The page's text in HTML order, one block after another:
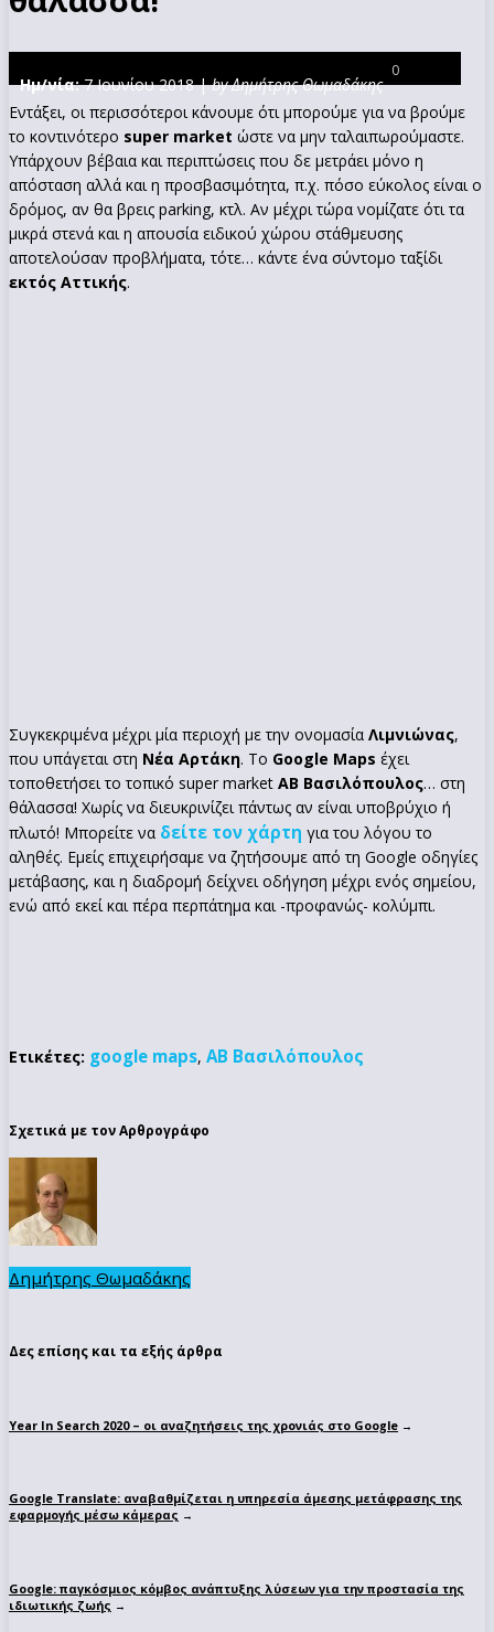
Ημ/νία:7 Ιουνίου 2018 |by Δημήτρης Θωμαδάκης
0
Εντάξει, οι περισσότεροι κάνουμε ότι μπορούμε για να βρούμε
το κοντινότερο super market ώστε να μην ταλαιπωρούμαστε.
Υπάρχουν βέβαια και περιπτώσεις που δε μετράει μόνο η
απόσταση αλλά και η προσβασιμότητα, π.χ. πόσο εύκολος είναι ο
δρόμος, αν θα βρεις parking, κτλ. Αν μέχρι τώρα νομίζατε ότι τα
μικρά στενά και η απουσία ειδικού χώρου στάθμευσης
αποτελούσαν προβλήματα, τότε… κάντε ένα σύντομο ταξίδι
εκτός Αττικής.
Συγκεκριμένα μέχρι μία περιοχή με την ονομασία Λιμνιώνας,
που υπάγεται στη Νέα Αρτάκη. Το Google Maps έχει
τοποθετήσει το τοπικό super market ΑΒ Βασιλόπουλος… στη
θάλασσα! Χωρίς να διευκρινίζει πάντως αν είναι υποβρύχιο ή
πλωτό! Μπορείτε να δείτε τον χάρτη για του λόγου το
αληθές. Εμείς επιχειρήσαμε να ζητήσουμε από τη Google οδηγίες
μετάβασης, και η διαδρομή δείχνει οδήγηση μέχρι ενός σημείου,
ενώ από εκεί και πέρα περπάτημα και -προφανώς- κολύμπι.
Ετικέτες: google maps, ΑΒ Βασιλόπουλος
Σχετικά με τον Αρθρογράφο
Δημήτρης Θωμαδάκης
Δες επίσης και τα εξής άρθρα
Year In Search 2020 – οι αναζητήσεις της χρονιάς στο Google →
Google Translate: αναβαθμίζεται η υπηρεσία άμεσης μετάφρασης της
εφαρμογής μέσω κάμερας →
Google: παγκόσμιος κόμβος ανάπτυξης λύσεων για την προστασία της
ιδιωτικής ζωής →